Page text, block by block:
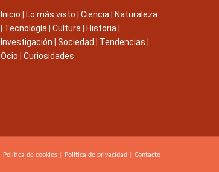
Inicio Lo más visto Ciencia
Naturaleza
Tecnología Cultura Historia
Investigación
Sociedad Tendencias
Ocio
Curiosidades
Política de cookies Política de privacidad Contacto